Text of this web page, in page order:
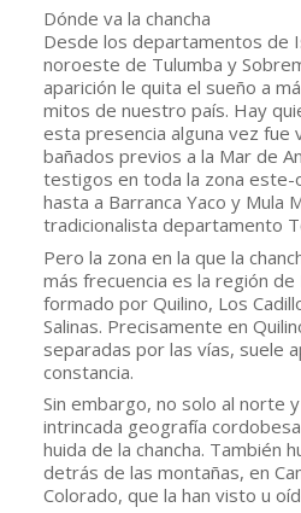
Dónde va la chancha
Desde los departamentos de
noroeste de Tulumba y
aparición le quita el sueño a
mitos de nuestro país. Hay
esta presencia alguna vez fue
bañados previos a la Mar de
testigos en toda la zona este-
hasta a Barranca Yaco y Mula
tradicionalista departamento
Pero la zona en la que la
más frecuencia es la región
formado por Quilino, Los
Salinas. Precisamente en
separadas por las vías, suele
constancia.
Sin embargo, no solo al norte
intrincada geografía
huida de la chancha. También
detrás de las montañas, en
Colorado, que la han visto u